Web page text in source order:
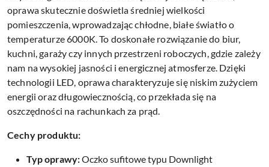
oprawa skutecznie doświetla średniej wielkości
pomieszczenia, wprowadzając chłodne, białe światło o
temperaturze 6000K. To doskonałe rozwiązanie do biur,
kuchni, garaży czy innych przestrzeni roboczych, gdzie zależy
nam na wysokiej jasności i energicznej atmosferze. Dzięki
technologii LED, oprawa charakteryzuje się niskim zużyciem
energii oraz długowiecznością, co przekłada się na
oszczędności na rachunkach za prąd.
Cechy produktu:
Typ oprawy:Oczko sufitowe typu Downlight